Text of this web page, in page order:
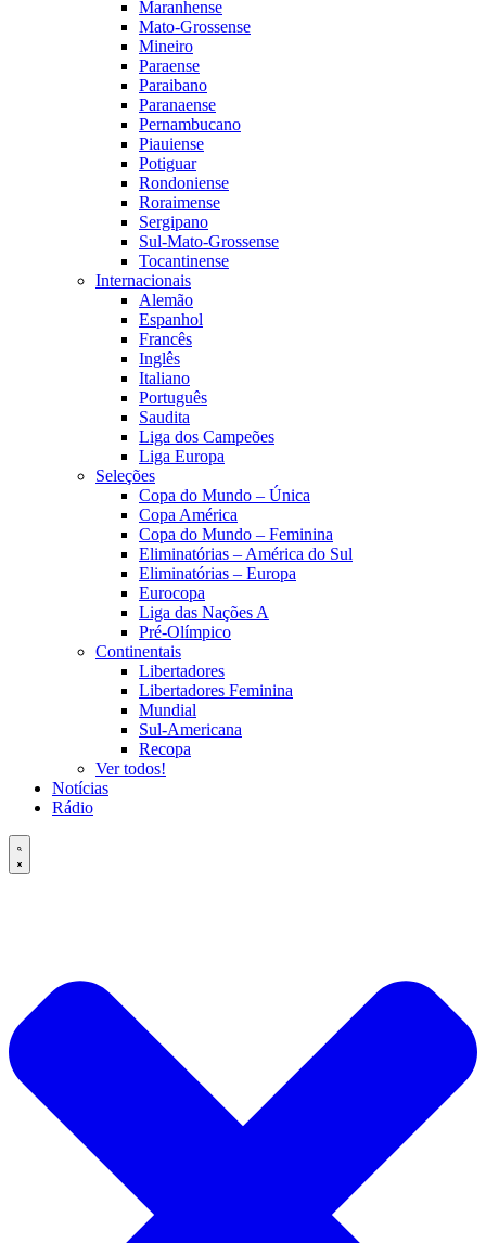
Maranhense
Mato-Grossense
Mineiro
Paraense
Paraibano
Paranaense
Pernambucano
Piauiense
Potiguar
Rondoniense
Roraimense
Sergipano
Sul-Mato-Grossense
Tocantinense
Internacionais
Alemão
Espanhol
Francês
Inglês
Italiano
Português
Saudita
Liga dos Campeões
Liga Europa
Seleções
Copa do Mundo – Única
Copa América
Copa do Mundo – Feminina
Eliminatórias – América do Sul
Eliminatórias – Europa
Eurocopa
Liga das Nações A
Pré-Olímpico
Continentais
Libertadores
Libertadores Feminina
Mundial
Sul-Americana
Recopa
Ver todos!
Notícias
Rádio